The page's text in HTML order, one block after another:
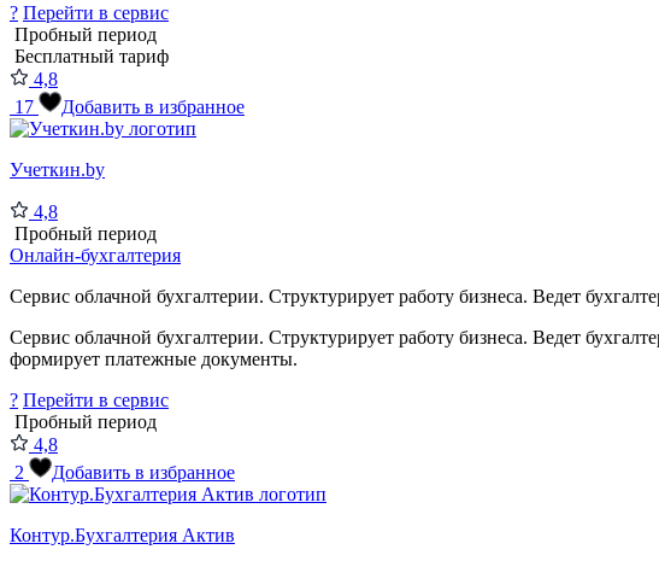
? Перейти в сервис
Пробный период
Бесплатный тариф
4,8
17
Добавить в избранное
Учеткин.by
4,8
Пробный период
Онлайн-бухгалтерия
Сервис облачной бухгалтерии. Структурирует работу бизнеса. Ведет
Сервис облачной бухгалтерии. Структурирует работу бизнеса. Ведет
формирует платежные документы.
? Перейти в сервис
Пробный период
4,8
2
Добавить в избранное
Контур.Бухгалтерия Актив